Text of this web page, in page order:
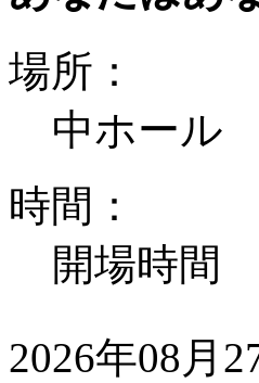
場所：
中ホール
時間：
開場時間
2026年08月